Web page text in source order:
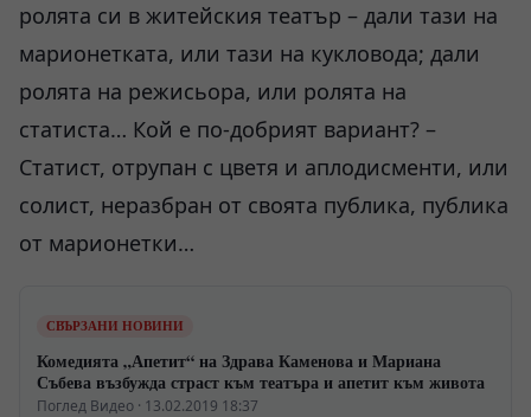
ролята си в житейския театър – дали тази на
марионетката, или тази на кукловода; дали
ролята на режисьора, или ролята на
статиста… Кой е по-добрият вариант? –
Статист, отрупан с цветя и аплодисменти, или
солист, неразбран от своята публика, публика
от марионетки…
СВЪРЗАНИ НОВИНИ
Комедията „Апетит“ на Здрава Каменова и Мариана
Събева възбужда страст към театъра и апетит към живота
Поглед Видео · 13.02.2019 18:37